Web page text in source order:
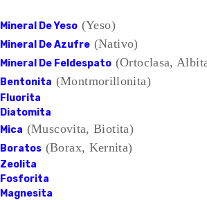
Mineral De Yeso (Yeso)
Mineral De Azufre (Nativo)
Mineral De Feldespato (Ortoclasa,
Bentonita (Montmorillonita)
Fluorita
Diatomita
Mica (Muscovita, Biotita)
Boratos (Borax, Kernita)
Zeolita
Fosforita
Magnesita